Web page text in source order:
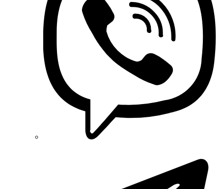
Phoenix Contact (Германия)
Plank Electrotechnic (Украина)
Pro'sKit (Тайвань)
PYLONTECH (Китай)
Radpol (Польша)
Raut (Украина)
Reliance (Украина)
REM POWER (Словения)
Schneider-Electric (Франция)
Selec (Индия)
Smart-MAIC